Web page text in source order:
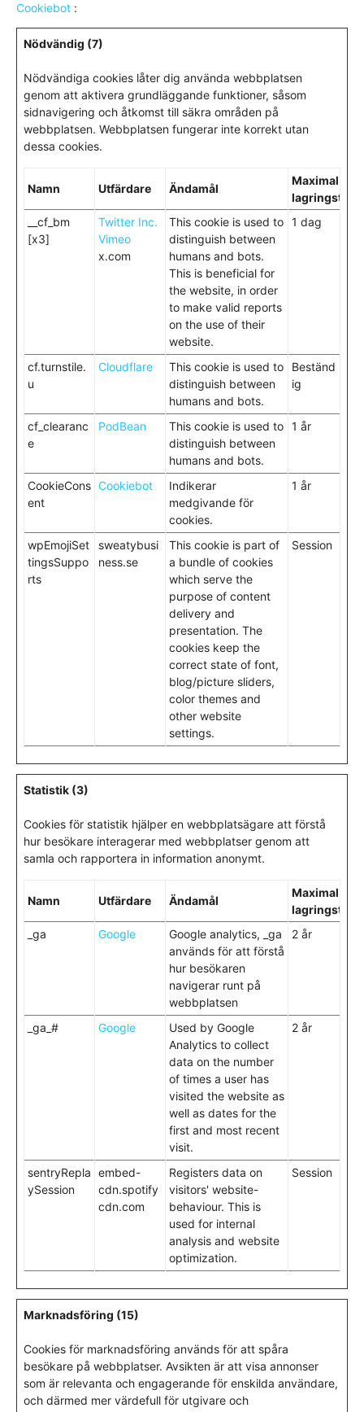
Cookiebot :
Nödvändig (7)
Nödvändiga cookies låter dig använda webbplatsen
genom att aktivera grundläggande funktioner, såsom
sidnavigering och åtkomst till säkra områden på
webbplatsen. Webbplatsen fungerar inte korrekt utan
dessa cookies.
Namn Utfärdare Ändamål
Maximal
lagringstid
__cf_bm
[x3]
Twitter Inc.
Vimeo
x.com
This cookie is used to
distinguish between
humans and bots.
This is beneficial for
the website, in order
to make valid reports
on the use of their
website.
1 dag
cf.turnstile.
u
Cloudflare
This cookie is used to
distinguish between
humans and bots.
Beständ
ig
cf_clearanc
e
PodBean
This cookie is used to
distinguish between
humans and bots.
1 år
CookieCons
ent
Cookiebot
Indikerar
medgivande för
cookies.
1 år
wpEmojiSet
tingsSuppo
rts
sweatybusi
ness.se
This cookie is part of
a bundle of cookies
which serve the
purpose of content
delivery and
presentation. The
cookies keep the
correct state of font,
blog/picture sliders,
color themes and
other website
settings.
Session
Statistik (3)
Cookies för statistik hjälper en webbplatsägare att förstå
hur besökare interagerar med webbplatser genom att
samla och rapportera in information anonymt.
Namn Utfärdare Ändamål
Maximal
lagringstid
_ga
Google
Google analytics, _ga
används för att förstå
hur besökaren
navigerar runt på
webbplatsen
2 år
_ga_# Google
Used by Google
Analytics to collect
data on the number
of times a user has
visited the website as
well as dates for the
first and most recent
visit.
2 år
sentryRepla
ySession
embed-
cdn.spotify
cdn.com
Registers data on
visitors' website-
behaviour. This is
used for internal
analysis and website
optimization.
Session
Marknadsföring (15)
Cookies för marknadsföring används för att spåra
besökare på webbplatser. Avsikten är att visa annonser
som är relevanta och engagerande för enskilda användare,
och därmed mer värdefull för utgivare och